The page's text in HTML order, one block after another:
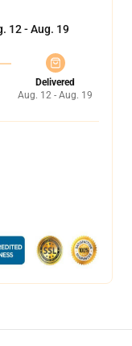
12 - Aug. 19
Delivered
Aug. 12 - Aug. 19